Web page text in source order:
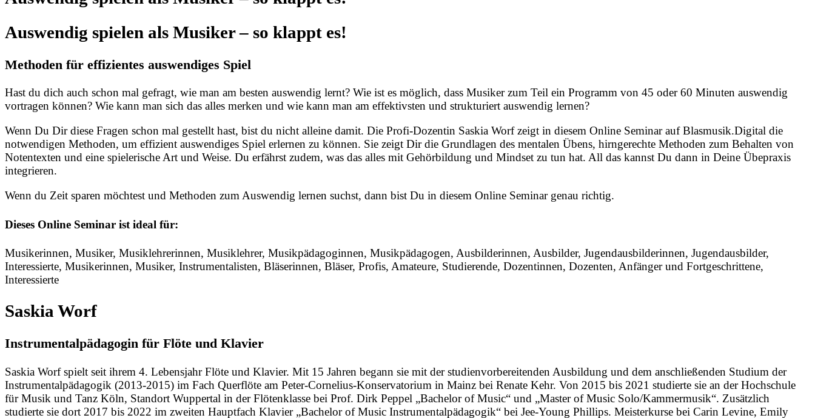
Auswendig spielen als Musiker – so klappt es!
Methoden für effizientes auswendiges Spiel
Hast du dich auch schon mal gefragt, wie man am besten auswendig lernt? Wie ist es möglich, dass Musiker zum Teil ein Programm von 45 oder 60 Minuten auswendig
vortragen können? Wie kann man sich das alles merken und wie kann man am effektivsten und strukturiert auswendig lernen?
Wenn Du Dir diese Fragen schon mal gestellt hast, bist du nicht alleine damit. Die Profi-Dozentin Saskia Worf zeigt in diesem Online Seminar auf Blasmusik.Digital die
notwendigen Methoden, um effizient auswendiges Spiel erlernen zu können. Sie zeigt Dir die Grundlagen des mentalen Übens, hirngerechte Methoden zum Behalten von
Notentexten und eine spielerische Art und Weise. Du erfährst zudem, was das alles mit Gehörbildung und Mindset zu tun hat. All das kannst Du dann in Deine Übepraxis
integrieren.
Wenn du Zeit sparen möchtest und Methoden zum Auswendig lernen suchst, dann bist Du in diesem Online Seminar genau richtig.
Dieses Online Seminar ist ideal für:
Musikerinnen, Musiker, Musiklehrerinnen, Musiklehrer, Musikpädagoginnen, Musikpädagogen, Ausbilderinnen, Ausbilder, Jugendausbilderinnen, Jugendausbilder,
Interessierte, Musikerinnen, Musiker, Instrumentalisten, Bläserinnen, Bläser, Profis, Amateure, Studierende, Dozentinnen, Dozenten, Anfänger und Fortgeschrittene,
Interessierte
Saskia Worf
Instrumentalpädagogin für Flöte und Klavier
Saskia Worf spielt seit ihrem 4. Lebensjahr Flöte und Klavier. Mit 15 Jahren begann sie mit der studienvorbereitenden Ausbildung und dem anschließenden Studium der
Instrumentalpädagogik (2013-2015) im Fach Querflöte am Peter-Cornelius-Konservatorium in Mainz bei Renate Kehr. Von 2015 bis 2021 studierte sie an der Hochschule
für Musik und Tanz Köln, Standort Wuppertal in der Flötenklasse bei Prof. Dirk Peppel „Bachelor of Music“ und „Master of Music Solo/Kammermusik“. Zusätzlich
studierte sie dort 2017 bis 2022 im zweiten Hauptfach Klavier „Bachelor of Music Instrumentalpädagogik“ bei Jee-Young Phillips. Meisterkurse bei Carin Levine, Emily